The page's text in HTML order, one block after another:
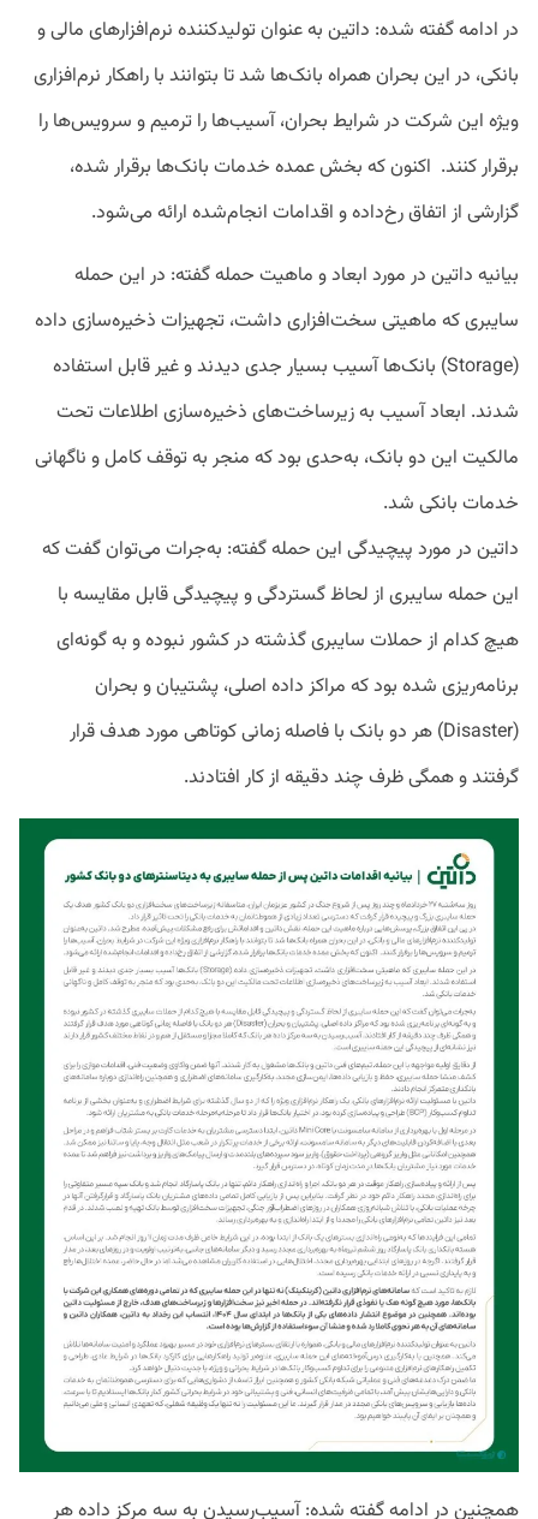
در ادامه گفته شده: داتین به‌ عنوان تولیدکننده نرم‌افزارهای مالی و
بانکی، در این بحران همراه بانک‌ها شد تا بتوانند با راهکار نرم‌افزاری
ویژه این شرکت در شرایط بحران، آسیب‌ها را ترمیم و سرویس‌ها را
برقرار کنند. اکنون که بخش عمده‌ خدمات بانک‌ها برقرار شده،
گزارشی از اتفاق رخ‌داده و اقدامات انجام‌شده ارائه می‌شود.
بیانیه داتین در مورد ابعاد و ماهیت حمله گفته: در این حمله
سایبری که ماهیتی سخت‌افزاری داشت، تجهیزات ذخیره‌سازی داده
(Storage) بانک‌ها آسیب بسیار جدی دیدند و غیر قابل استفاده
شدند. ابعاد آسیب به زیرساخت‌های ذخیره‌سازی اطلاعات تحت
مالکیت این دو بانک، به‌حدی بود که منجر به توقف کامل و ناگهانی
خدمات بانکی شد.
داتین در مورد پیچیدگی این حمله گفته: به‌جرات می‌توان گفت که
این حمله سایبری از لحاظ گستردگی و پیچیدگی قابل مقایسه با
هیچ‌ کدام از حملات سایبری گذشته در کشور نبوده و به‌ گونه‌ای
برنامه‌ریزی شده بود که مراکز داده اصلی، پشتیبان و بحران
(Disaster) هر دو بانک با فاصله زمانی کوتاهی مورد هدف قرار
گرفتند و همگی ظرف چند دقیقه از کار افتادند.
همچنین در ادامه گفته شده: آسیب‌رسیدن به سه مرکز داده هر